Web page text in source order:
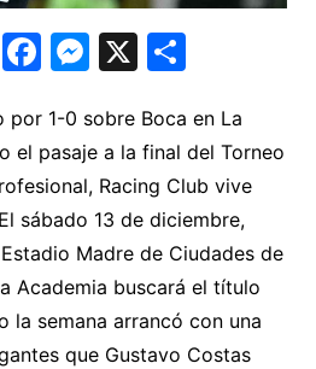
a
F
c
e
b
o
o
k
M
s
s
e
n
g
er
X C
m
p
ar
tir
por 1-0 sobre Boca en La
el pasaje a la final del Torneo
Racing Club vive
sábado 13 de diciembre,
Madre de Ciudades de
Academia buscará el título
la semana arrancó con una
que Gustavo Costas